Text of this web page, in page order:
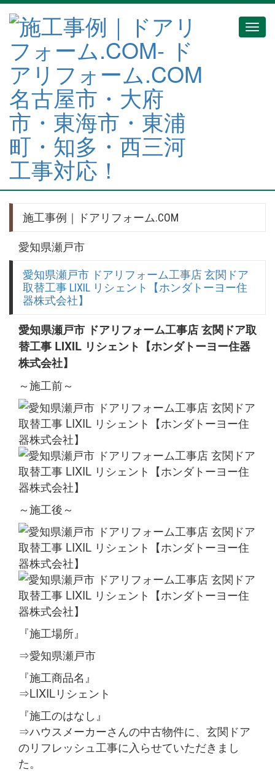
施工事例｜ドアリフォーム.COM
愛知県瀬戸市
愛知県瀬戸市 ドアリフォーム工事店 玄関ドア
取替工事 LIXIL リシェント【ホンダトーヨー住
器株式会社】
愛知県瀬戸市 ドアリフォーム工事店 玄関ドア取
替工事 LIXIL リシェント【ホンダトーヨー住器
株式会社】
～施工前～
～施工後～
『施工場所』
⇒愛知県瀬戸市
『施工商品名』
⇒LIXILリシェント
『施工のはなし』
⇒ハウスメーカーさんの中古物件に、玄関ドア
のリフレッシュ工事に入らせていただきまし
た。